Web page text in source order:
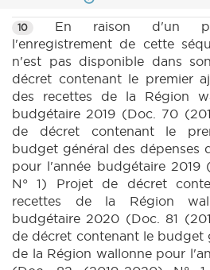
10
En raison d'un
l'enregistrement de cette
n'est pas disponible dans
décret contenant le premier
des recettes de la Région
budgétaire 2019 (Doc. 70
de décret contenant le
budget général des dépenses
pour l'année budgétaire 2019
N° 1) Projet de décret
recettes de la Région
budgétaire 2020 (Doc. 81
de décret contenant le budget
de la Région wallonne pour